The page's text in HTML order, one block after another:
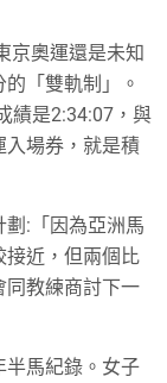
京奧運還是未知
「雙軌制」。
績是2:34:07，與
入場券，就是積
:「因為亞洲馬
接近，但兩個比
同教練商討下一
半馬紀錄。女子